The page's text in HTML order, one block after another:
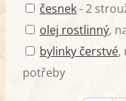
česnek- 2
olej rostlinný,
bylinky čerstvé,
potřeby